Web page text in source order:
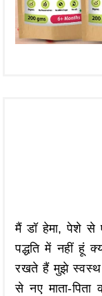
मैं डॉ हेमा, पेशे से
पद्धति में नहीं हूं
रखते हैं मुझे स्वस्थ
से नए माता-पिता